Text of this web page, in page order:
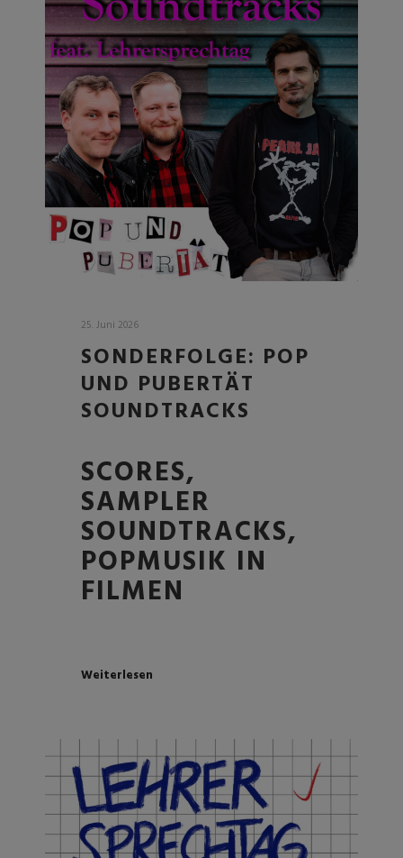
25. Juni 2026
SONDERFOLGE: POP
UND PUBERTÄT
SOUNDTRACKS
SCORES,
SAMPLER
SOUNDTRACKS,
POPMUSIK IN
FILMEN
Weiterlesen